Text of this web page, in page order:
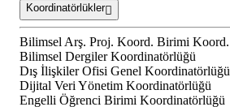
Koordinatörlükler
Bilimsel Arş. Proj. Koord. Birimi Koord.
Bilimsel Dergiler Koordinatörlüğü
Dış İlişkiler Ofisi Genel Koordinatörlüğü
Dijital Veri Yönetim Koordinatörlüğü
Engelli Öğrenci Birimi Koordinatörlüğü